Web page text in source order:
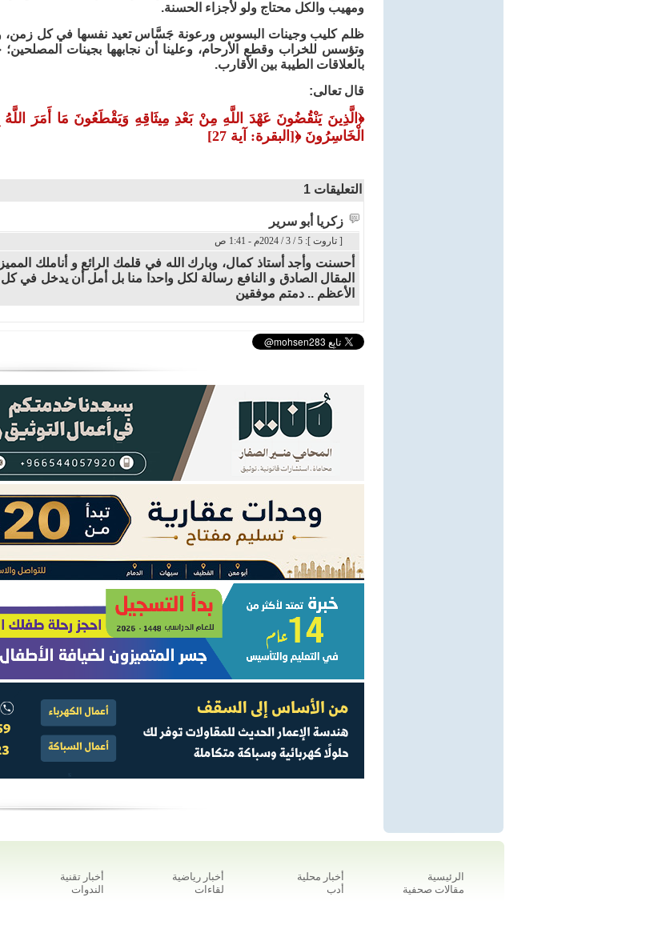
ومهيب والكل محتاج ولو لأجزاء الحسنة.
ظلم كليب وجينات البسوس ورعونة جَسَّاس تعيد نفسها في كل زمن، وهي
وتؤسس للخراب وقطع الأرحام، وعلينا أن نجابهها بجينات
بالعلاقات الطيبة بين الأقارب.
قال تعالى:
﴿ الَّذِينَ يَنْقُضُونَ عَهْدَ اللَّهِ مِنْ بَعْدِ مِيثَاقِهِ وَيَقْطَعُونَ مَا أَمَرَ
الْخَاسِرُونَ﴿[البقرة: آية 27]
التعليقات 1
زكريا أبو سرير
[ تاروت ]: 5 / 3 / 2024م - 1:41 ص
أحسنت وأجد أستاذ كمال، وبارك الله في قلمك الرائع و أناملك
المقال الصادق و النافع رسالة لكل واحدا منا بل أمل أن يدخل في
الأعظم .. دمتم موفقين
الرئيسية أخبار محلية أخبار رياضية أخبار تقنية
مقالات صحفية
أدب لقاءات الندوات